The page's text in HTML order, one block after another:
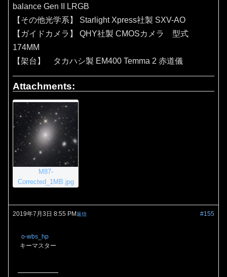
balance Gen II LRGB
【その他光学系】 Starlight Xpress社製 SXV-AO
【ガイドカメラ】 QHY社製 CMOSカメラ 型式
174MM
【架台】 タカハシ製 EM400 Temma 2 赤道儀
Attachments:
M87-
Corrected_1MB.jpg
2019年7月3日 8:55 PM #155
返信
o-wbs_hp
キーマスター